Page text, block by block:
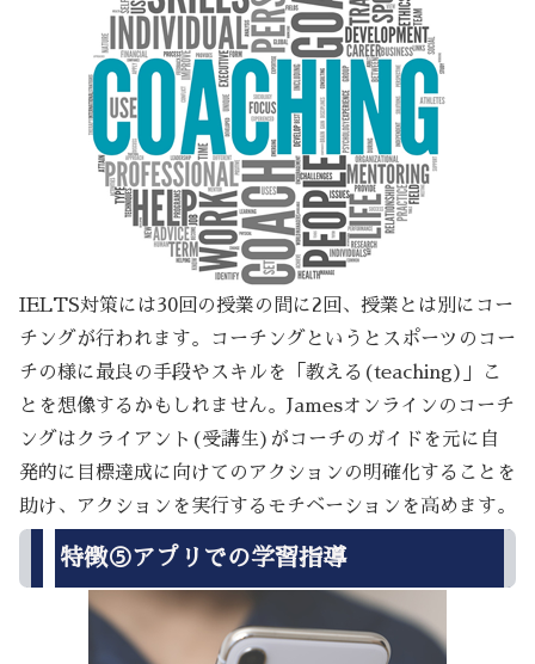
IELTS対策には30回の授業の間に2回、授業とは別にコー
チングが行われます。コーチングというとスポーツのコー
チの様に最良の手段やスキルを「教える(teaching)」こ
とを想像するかもしれません。Jamesオンラインのコーチ
ングはクライアント(受講生)がコーチのガイドを元に自
発的に目標達成に向けてのアクションの明確化することを
助け、アクションを実行するモチベーションを高めます。
特徴⑤アプリでの学習指導